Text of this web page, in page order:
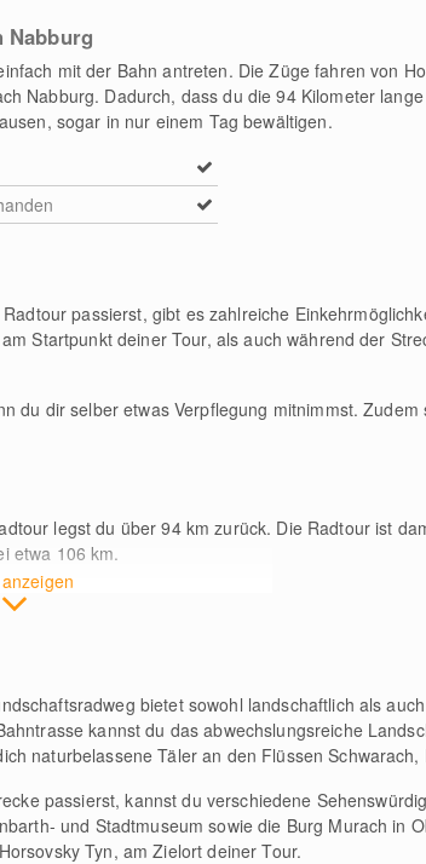
Nabburg
mit der Bahn antreten. Die Züge fahren von
Nabburg. Dadurch, dass du die 94 Kilometer
sogar in nur einem Tag bewältigen.
passierst, gibt es zahlreiche
Startpunkt deiner Tour, als auch während der
du dir selber etwas Verpflegung mitnimmst.
legst du über 94 km zurück. Die Radtour ist
etwa 106km.
bietet sowohl landschaftlich als
kannst du das abwechslungsreiche
naturbelassene Täler an den Flüssen Schwarach,
passierst, kannst du verschiedene
und Stadtmuseum sowie die Burg Murach in
Tyn, am Zielort deiner Tour.